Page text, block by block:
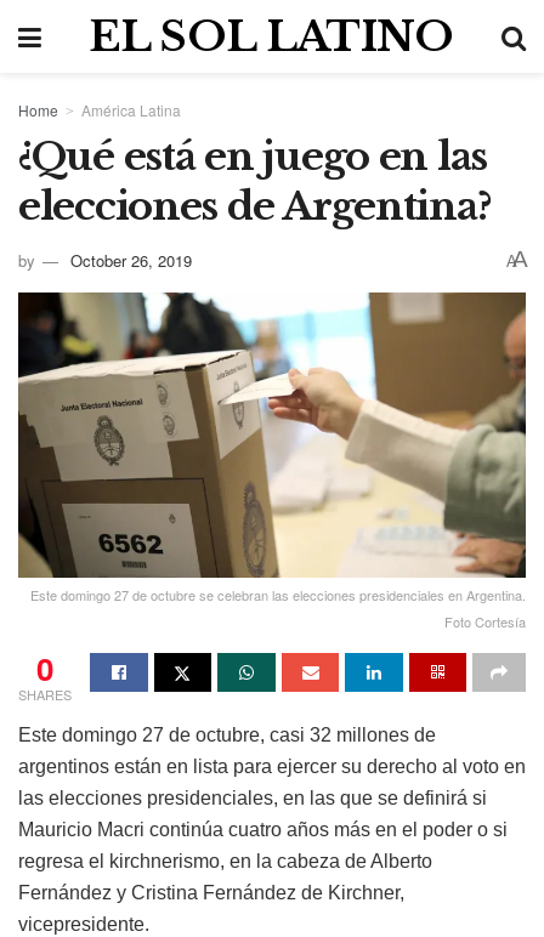
EL SOL LATINO
Home América Latina
¿Qué está en juego en las
elecciones de Argentina?
by October 26, 2019 AA
Este domingo 27 de octubre se celebran las elecciones presidenciales en Argentina.
Foto Cortesía
0
SHARES
Este domingo 27 de octubre, casi 32 millones de
argentinos están en lista para ejercer su derecho al voto en
las elecciones presidenciales, en las que se definirá si
Mauricio Macri continúa cuatro años más en el poder o si
regresa el kirchnerismo, en la cabeza de Alberto
Fernández y Cristina Fernández de Kirchner,
vicepresidente.